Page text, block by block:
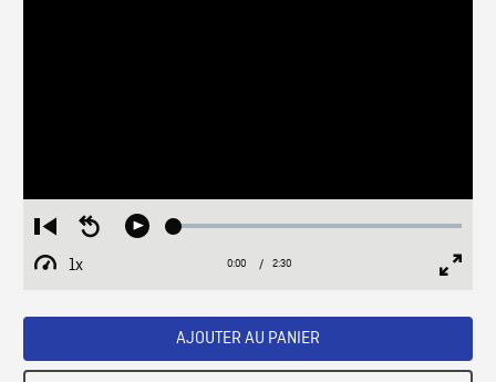
Restart
from
beginning
Seek
Play Loaded:
1x
Playback
Current
0:00 / Duration
2:30
AJOUTER AU PANIER